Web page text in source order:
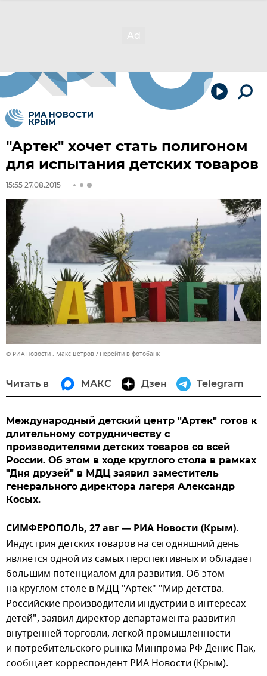
"Артек" хочет стать полигоном
для испытания детских товаров
15:55 27.08.2015
© РИА Новости . Макс Ветров Перейти в фотобанк
Читать в МАКС Дзен Telegram
Международный детский центр "Артек" готов к
длительному сотрудничеству с
производителями детских товаров со всей
России. Об этом в ходе круглого стола в рамках
"Дня друзей" в МДЦ заявил заместитель
генерального директора лагеря Александр
Косых.
СИМФЕРОПОЛЬ, 27 авг — РИА Новости (Крым).
Индустрия детских товаров на сегодняшний день
является одной из самых перспективных и обладает
большим потенциалом для развития. Об этом
на круглом столе в МДЦ "Артек" "Мир детства.
Российские производители индустрии в интересах
детей", заявил директор департамента развития
внутренней торговли, легкой промышленности
и потребительского рынка Минпрома РФ Денис Пак,
сообщает корреспондент РИА Новости (Крым).